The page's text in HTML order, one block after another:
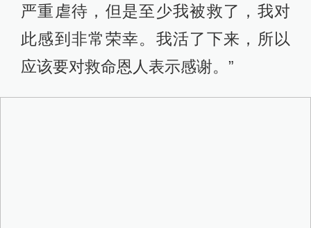
严重虐待，但是至少我被救了，我对
此感到非常荣幸。我活了下来，所以
应该要对救命恩人表示感谢。”